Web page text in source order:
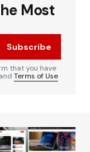
Les
Most
Subscribe
that you have
and Terms of Use